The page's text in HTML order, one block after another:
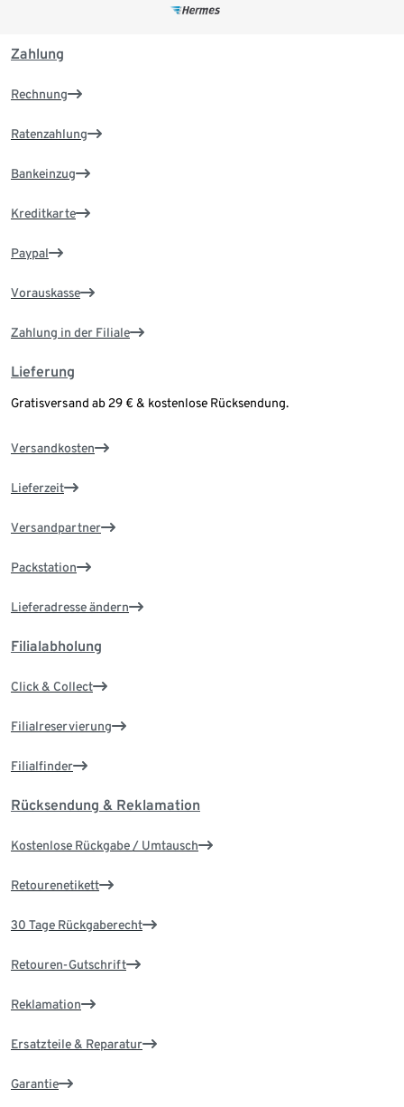
Zahlung
Rechnung
Ratenzahlung
Bankeinzug
Kreditkarte
Paypal
Vorauskasse
Zahlung in der Filiale
Lieferung
Gratisversand ab 29 € & kostenlose Rücksendung.
Versandkosten
Lieferzeit
Versandpartner
Packstation
Lieferadresse ändern
Filialabholung
Click & Collect
Filialreservierung
Filialfinder
Rücksendung & Reklamation
Kostenlose Rückgabe / Umtausch
Retourenetikett
30 Tage Rückgaberecht
Retouren-Gutschrift
Reklamation
Ersatzteile & Reparatur
Garantie